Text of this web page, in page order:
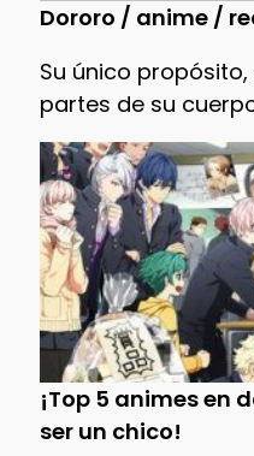
Dororo / anime /
Su único
partes de su
¡Top 5 animes en
ser un chico!